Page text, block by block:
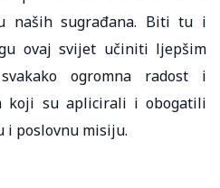
naših sugrađana. Biti tu i
ovaj svijet učiniti ljepšim
ogromna radost i
koji su aplicirali i obogatili
i poslovnu misiju.